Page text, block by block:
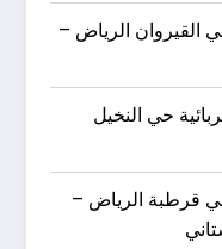
القيروان الرياض –
حي النخيل
قرطبة الرياض –